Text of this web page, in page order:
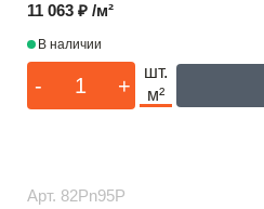
11 063 ₽ /м²
В наличии
- +
шт.
м²
Арт. 82Pn95P